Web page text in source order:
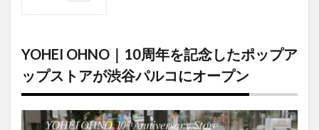
1
｜10周
年を記
念した
ポップ
ストア
YOHEI OHNO｜10周年を記念したポップア
ップストアが渋谷パルコにオープン